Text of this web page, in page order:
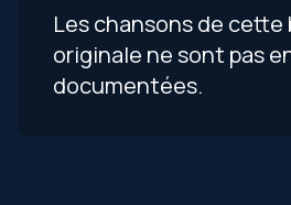
Les chansons de cette
originale ne sont pas
documentées.